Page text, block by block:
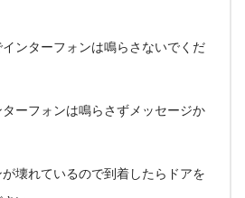
ンターフォンは鳴らさないでくだ
ーフォンは鳴らさずメッセージか
壊れているので到着したらドアを